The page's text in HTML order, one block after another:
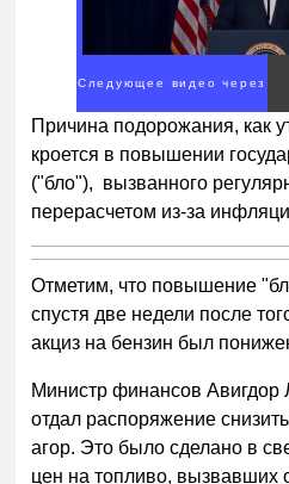
Причина подорожания, как
кроется в повышении
("бло"), вызванного
перерасчетом из-за
Отметим, что повышение
спустя две недели после
акциз на бензин был
Министр финансов Авигдор
отдал распоряжение
агор. Это было сделано в
цен на топливо, вызвавших